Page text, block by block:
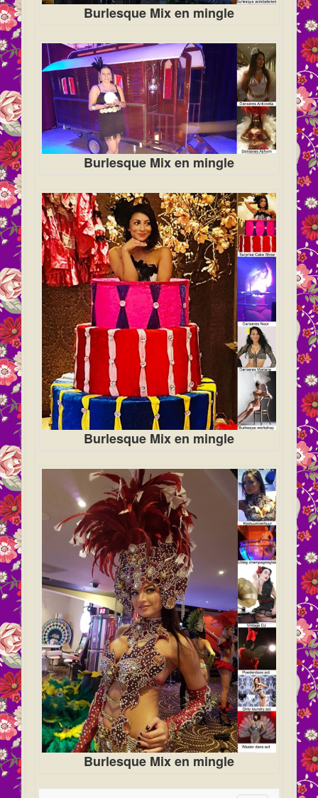
Burlesque Mix en mingle
Burlesque Mix en mingle
Burlesque Mix en mingle
Burlesque Mix en mingle